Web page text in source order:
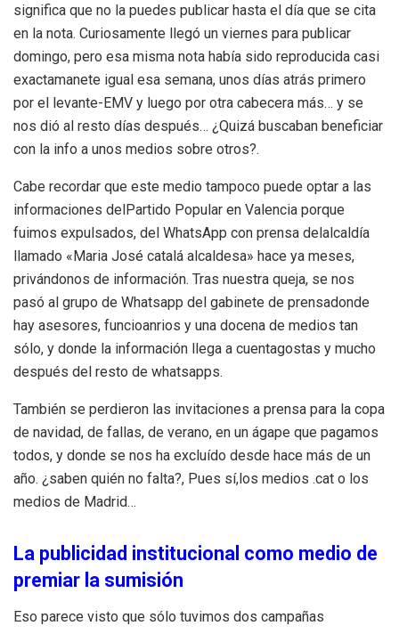
significa que no la puedes publicar hasta el día que se cita
en la nota. Curiosamente llegó un viernes para publicar
domingo, pero esa misma nota había sido reproducida casi
exactamanete igual esa semana, unos días atrás primero
por el levante-EMV y luego por otra cabecera más… y se
nos dió al resto días después… ¿Quizá buscaban beneficiar
con la info a unos medios sobre otros?.
Cabe recordar que este medio tampoco puede optar a las
informaciones delPartido Popular en Valencia porque
fuimos expulsados, del WhatsApp con prensa delalcaldía
llamado «Maria José catalá alcaldesa» hace ya meses,
privándonos de información. Tras nuestra queja, se nos
pasó al grupo de Whatsapp del gabinete de prensadonde
hay asesores, funcioanrios y una docena de medios tan
sólo, y donde la información llega a cuentagostas y mucho
después del resto de whatsapps.
También se perdieron las invitaciones a prensa para la copa
de navidad, de fallas, de verano, en un ágape que pagamos
todos, y donde se nos ha excluído desde hace más de un
año. ¿saben quién no falta?, Pues sí,los medios .cat o los
medios de Madrid…
La publicidad institucional como medio de
premiar la sumisión
Eso parece visto que sólo tuvimos dos campañas